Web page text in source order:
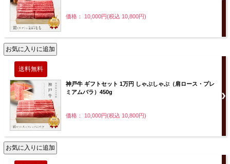
価格： 10,000円(税込 10,800円)
神戸牛 ギフトセット 1万円 しゃぶしゃぶ（肩ロース・プレ
ミアムバラ）450g
価格： 10,000円(税込 10,800円)